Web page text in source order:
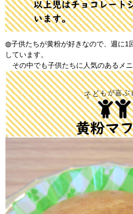
◍子供たちが黄粉が好きなので、週に1
しています。
その中でも子供たちに人気のあるメニ